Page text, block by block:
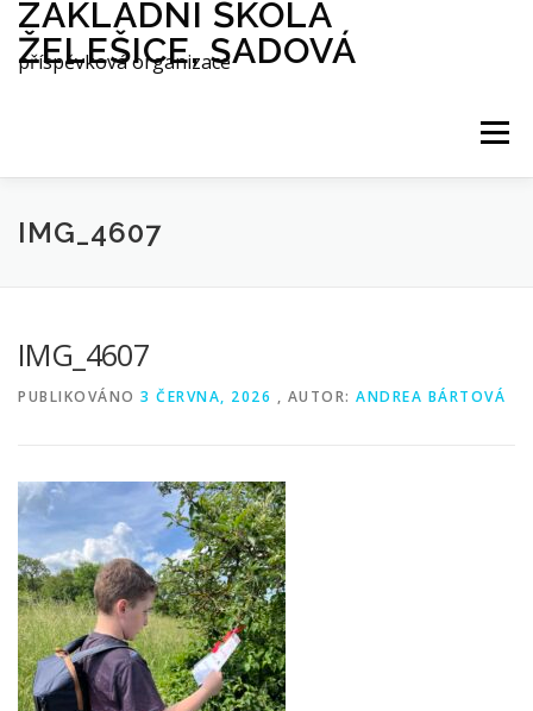
Přeskočit
obsah
ZÁKLADNÍ ŠKOLA
ŽELEŠICE, SADOVÁ
příspěvková organizace
Menu
O NÁS ŠKOLA
AKTUALITY REFERENCE
GALERIE
IMG_4607
IMG_4607
PUBLIKOVÁNO 3 ČERVNA, 2026 , AUTOR: ANDREA BÁRTOVÁ